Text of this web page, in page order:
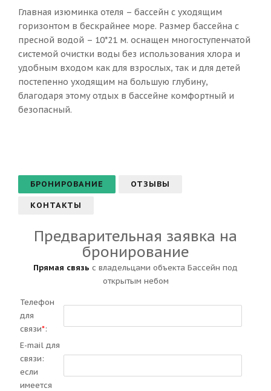
Главная изюминка отеля – бассейн с уходящим
горизонтом в бескрайнее море. Размер бассейна с
пресной водой – 10*21 м. оснащен многоступенчатой
системой очистки воды без использования хлора и
удобным входом как для взрослых, так и для детей
постепенно уходящим на большую глубину,
благодаря этому отдых в бассейне комфортный и
безопасный.
БРОНИРОВАНИЕ ОТЗЫВЫ
КОНТАКТЫ
Предварительная заявка на
бронирование
Прямая связь с владельцами объекта Бассейн под
открытым небом
Телефон
для
связи*:
E-mail для
связи:
если
имеется